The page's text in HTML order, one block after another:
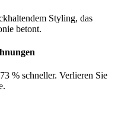
Styling, das
betont.
% schneller. Verlieren Sie